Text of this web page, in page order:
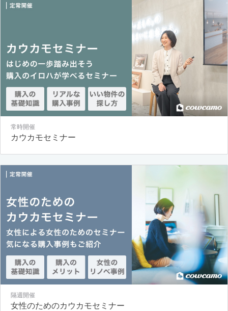
常時開催
カウカモセミナー
隔週開催
女性のためのカウカモセミナー